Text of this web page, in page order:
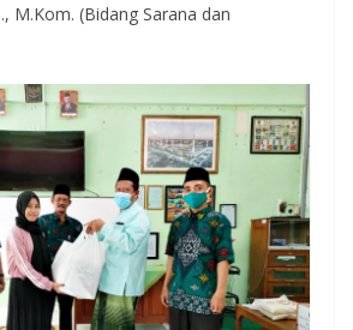
M.Kom. (Bidang Sarana dan